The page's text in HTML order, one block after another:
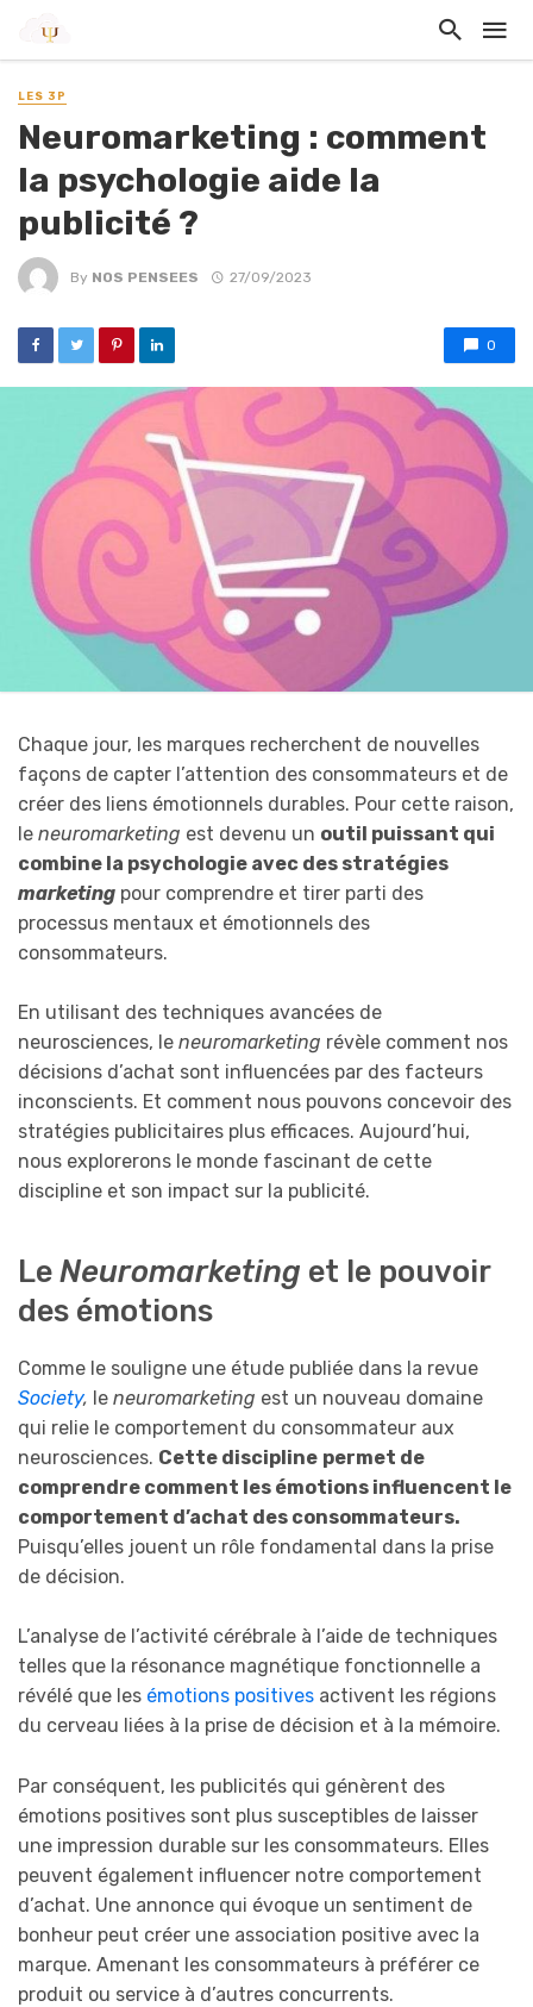
LES 3P
Neuromarketing : comment
la psychologie aide la
publicité ?
By NOS PENSEES 27/09/2023
0
Chaque jour, les marques recherchent de nouvelles
façons de capter l’attention des consommateurs et de
créer des liens émotionnels durables. Pour cette raison,
le neuromarketing est devenu un outil puissant qui
combine la psychologie avec des stratégies
marketing pour comprendre et tirer parti des
processus mentaux et émotionnels des
consommateurs.
En utilisant des techniques avancées de
neurosciences, le neuromarketing révèle comment nos
décisions d’achat sont influencées par des facteurs
inconscients. Et comment nous pouvons concevoir des
stratégies publicitaires plus efficaces. Aujourd’hui,
nous explorerons le monde fascinant de cette
discipline et son impact sur la publicité.
Le Neuromarketing et le pouvoir
des émotions
Comme le souligne une étude publiée dans la revue
Society, le neuromarketing est un nouveau domaine
qui relie le comportement du consommateur aux
neurosciences. Cette discipline permet de
comprendre comment les émotions influencent le
comportement d’achat des consommateurs.
Puisqu’elles jouent un rôle fondamental dans la prise
de décision.
L’analyse de l’activité cérébrale à l’aide de techniques
telles que la résonance magnétique fonctionnelle a
révélé que les émotions positives activent les régions
du cerveau liées à la prise de décision et à la mémoire.
Par conséquent, les publicités qui génèrent des
émotions positives sont plus susceptibles de laisser
une impression durable sur les consommateurs. Elles
peuvent également influencer notre comportement
d’achat. Une annonce qui évoque un sentiment de
bonheur peut créer une association positive avec la
marque. Amenant les consommateurs à préférer ce
produit ou service à d’autres concurrents.